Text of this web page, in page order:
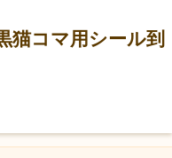
猫コマ用シール到